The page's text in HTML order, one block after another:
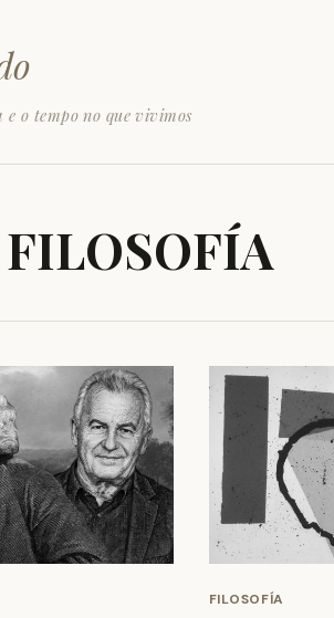
o tempo no que vivimos
FILOSOFÍA
FILOSOFÍA